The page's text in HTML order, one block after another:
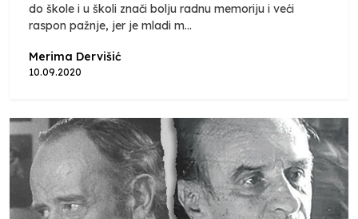
do škole i u školi znači bolju radnu memoriju i veći
raspon pažnje, jer je mladi m...
Merima Dervišić
10.09.2020